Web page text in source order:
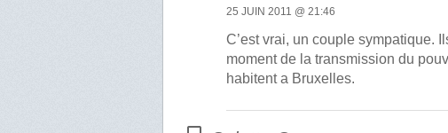
25 JUIN 2011 @ 21:46
C’est vrai, un couple sympatique.
moment de la transmission du
habitent a Bruxelles.